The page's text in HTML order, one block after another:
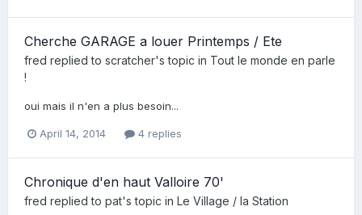
Cherche GARAGE a louer Printemps / Ete
fred replied to scratcher's topic in Tout le monde en parle
!
oui mais il n'en a plus besoin...
April 14, 2014 4 replies
Chronique d'en haut Valloire 70'
fred replied to pat's topic in Le Village / la Station